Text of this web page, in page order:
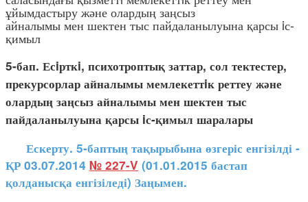
ұйымдастыру және олардың заңсыз
айналымы мен шектен тыс пайдаланылуына қарсы iс-
қимыл
5-бап. Есiрткi, психотроптық заттар, сол тектестер,
прекурсорлар айналымы мемлекеттiк реттеу және
олардың заңсыз айналымы мен шектен тыс
пайдаланылуына қарсы iс-қимыл шаралары
Ескерту. 5-баптың тақырыбына өзгеріс енгізілді -
ҚР 03.07.2014 № 227-V (01.01.2015 бастап
қолданысқа енгізіледі) Заңымен.